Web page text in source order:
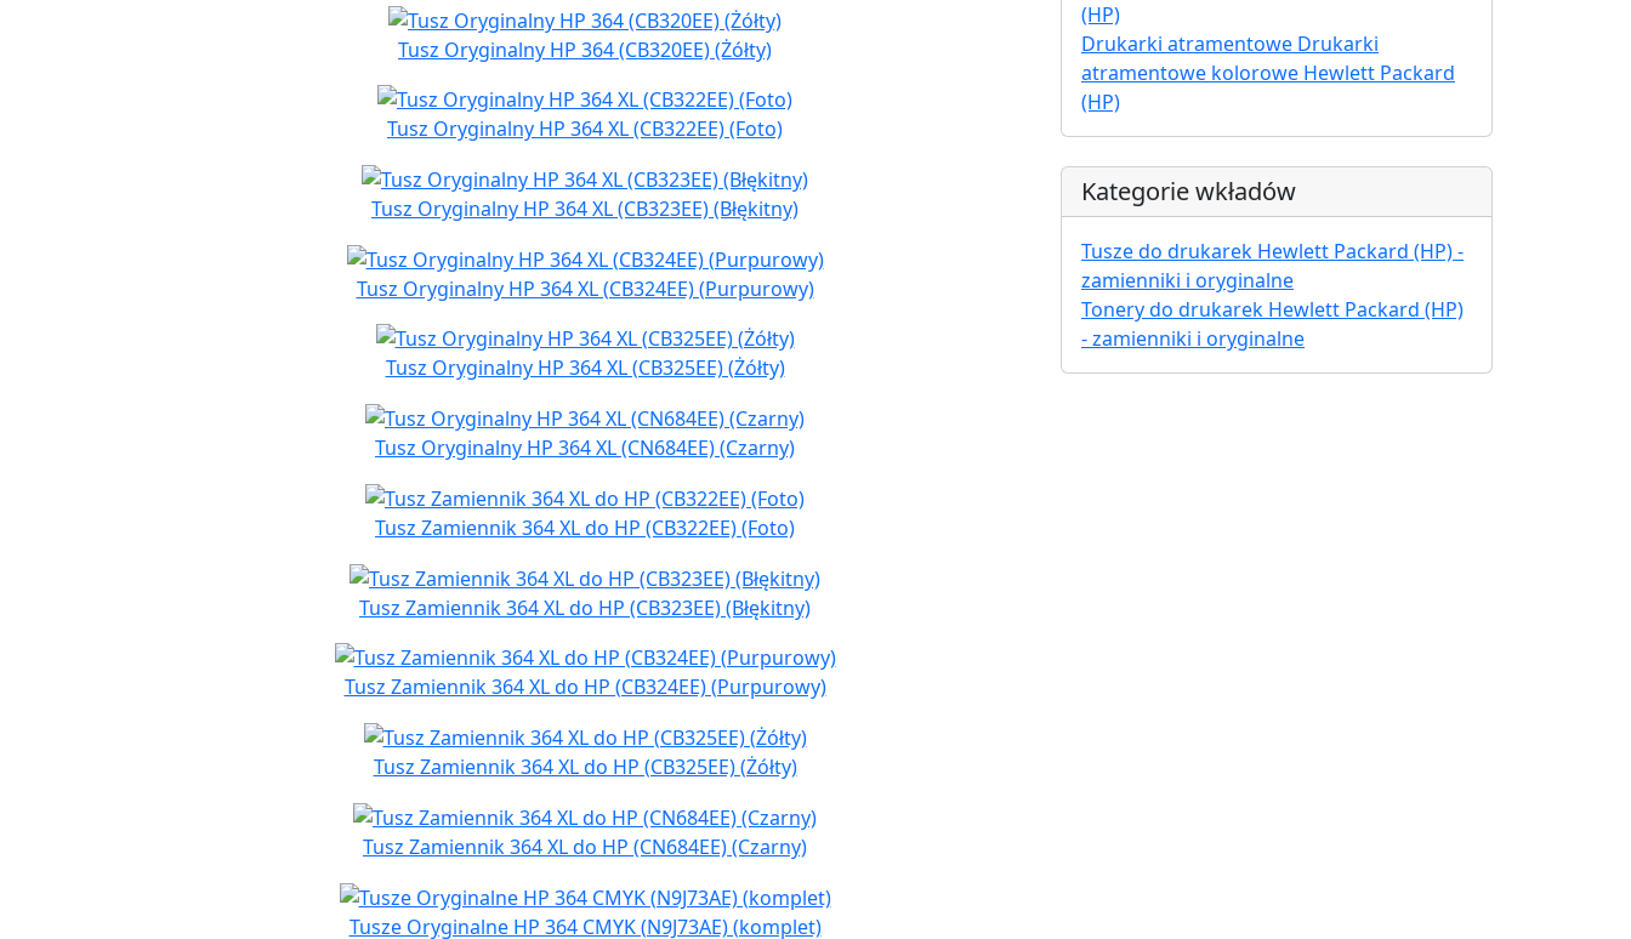
Tusz Oryginalny HP 364 (CB320EE) (Żółty)
Tusz Oryginalny HP 364 XL (CB322EE) (Foto)
Tusz Oryginalny HP 364 XL (CB323EE) (Błękitny)
Tusz Oryginalny HP 364 XL (CB324EE) (Purpurowy)
Tusz Oryginalny HP 364 XL (CB325EE) (Żółty)
Tusz Oryginalny HP 364 XL (CN684EE) (Czarny)
Tusz Zamiennik 364 XL do HP (CB322EE) (Foto)
Tusz Zamiennik 364 XL do HP (CB323EE) (Błękitny)
Tusz Zamiennik 364 XL do HP (CB324EE) (Purpurowy)
Tusz Zamiennik 364 XL do HP (CB325EE) (Żółty)
Tusz Zamiennik 364 XL do HP (CN684EE) (Czarny)
Tusze Oryginalne HP 364 CMYK (N9J73AE) (komplet)
(HP)
Drukarki atramentowe Drukarki
atramentowe kolorowe Hewlett Packard
(HP)
Kategorie wkładów
Tusze do drukarek Hewlett Packard (HP) -
zamienniki i oryginalne
Tonery do drukarek Hewlett Packard (HP)
- zamienniki i oryginalne